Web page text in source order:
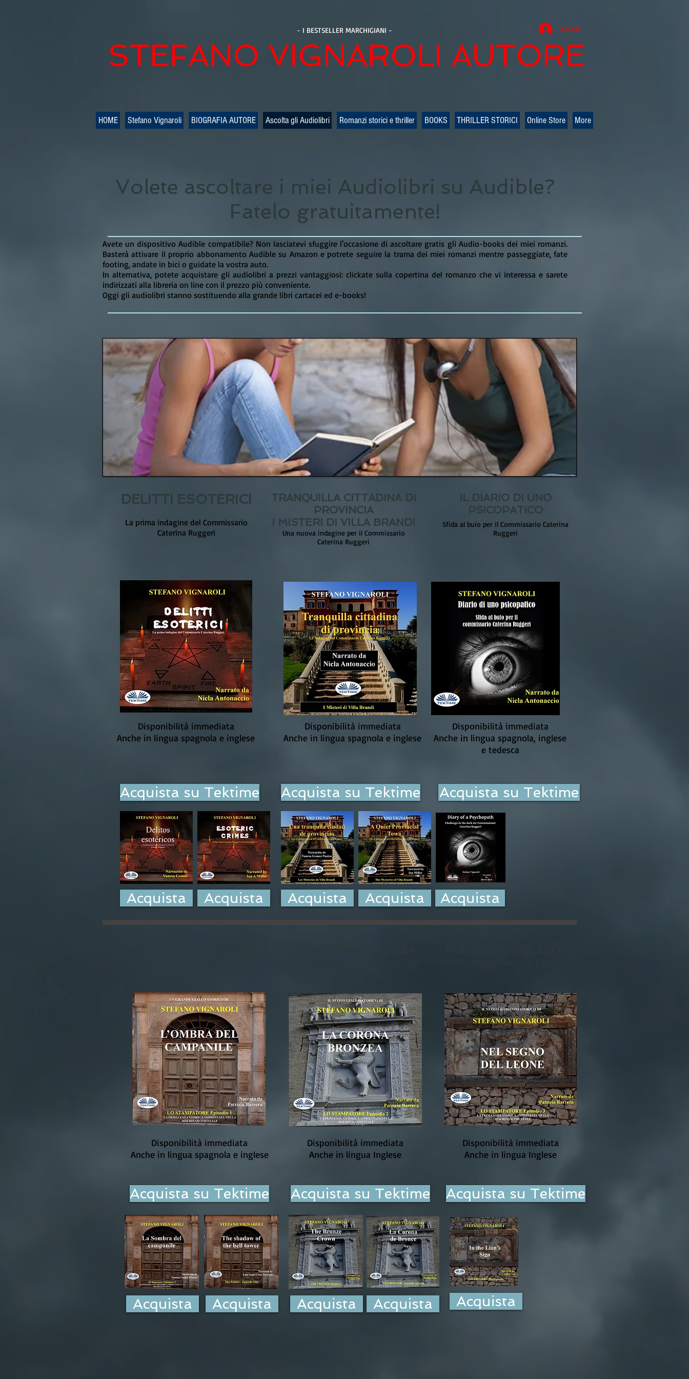
- I BESTSELLER MARCHIGIANI - Accedi
STEFANO VIGNAROLI AUTORE
HOME Stefano Vignaroli BIOGRAFIA AUTORE Ascolta gli Audiolibri Romanzi storici e thriller BOOKS THRILLER STORICI Online Store More
Volete ascoltare i miei Audiolibri su Audible?
Fatelo gratuitamente!
Avete un dispositivo Audible compatibile? Non lasciatevi sfuggire l'occasione di ascoltare gratis gli Audio-books dei miei romanzi.
Basterà attivare il proprio abbonamento Audible su Amazon e potrete seguire la trama dei miei romanzi mentre passeggiate, fate
footing, andate in bici o guidate la vostra auto.
In alternativa, potete acquistare gli audiolibri a prezzi vantaggiosi: clickate sulla copertina del romanzo che vi interessa e sarete
indirizzati alla libreria on line con il prezzo più conveniente.
Oggi gli audiolibri stanno sostituendo alla grande libri cartacei ed e-books!
DELITTI ESOTERICI
​La prima indagine del Commissario
Caterina Ruggeri
TRANQUILLA CITTADINA DI
PROVINCIA
I MISTERI DI VILLA BRANDI
Una nuova indagine per il Commissario
Caterina Ruggeri
Disponibilità immediata
Anche in lingua spagnola e inglese
Disponibilità immediata
Anche in lingua spagnola e inglese
Acquista su Tektime
Acquista Acquista
Acquista su Tektime
Acquista Acquista
IL DIARIO DI UNO
PSICOPATICO
Sfida al buio per il Commissario Caterina
Ruggeri
Disponibilità immediata
Anche in lingua spagnola, inglese
e tedesca
Acquista su Tektime
Acquista
Disponibilità immediata
Anche in lingua spagnola e inglese
Disponibilità immediata
Anche in lingua Inglese
Disponibilità immediata
Anche in lingua Inglese
Acquista su Tektime
Acquista Acquista
Acquista su Tektime
Acquista Acquista
Acquista su Tektime
Acquista